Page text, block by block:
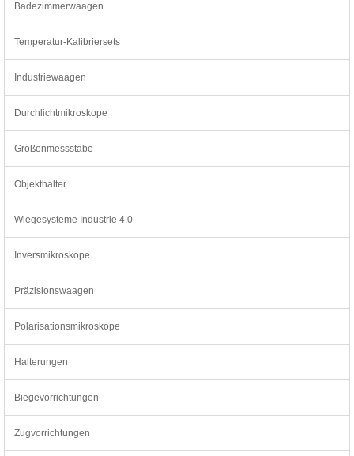
Badezimmerwaagen
Temperatur-Kalibriersets
Industriewaagen
Durchlichtmikroskope
Größenmessstäbe
Objekthalter
Wiegesysteme Industrie 4.0
Inversmikroskope
Präzisionswaagen
Polarisationsmikroskope
Halterungen
Biegevorrichtungen
Zugvorrichtungen